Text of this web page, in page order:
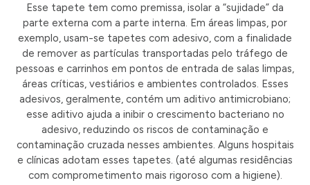
Esse tapete tem como premissa, isolar a “sujidade” da
parte externa com a parte interna. Em áreas limpas, por
exemplo, usam-se tapetes com adesivo, com a finalidade
de remover as partículas transportadas pelo tráfego de
pessoas e carrinhos em pontos de entrada de salas limpas,
áreas críticas, vestiários e ambientes controlados. Esses
adesivos, geralmente, contém um aditivo antimicrobiano;
esse aditivo ajuda a inibir o crescimento bacteriano no
adesivo, reduzindo os riscos de contaminação e
contaminação cruzada nesses ambientes. Alguns hospitais
e clínicas adotam esses tapetes. (até algumas residências
com comprometimento mais rigoroso com a higiene).